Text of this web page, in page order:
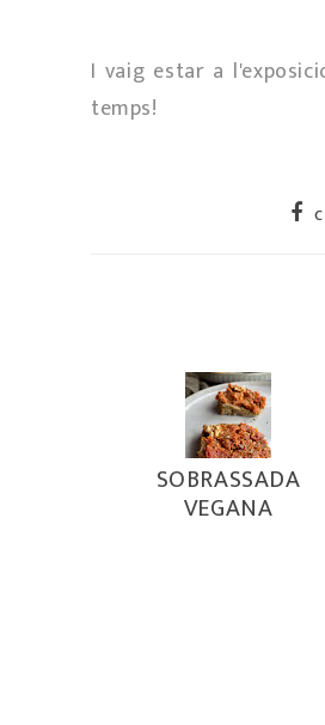
I vaig estar a
temps!
SOBRASSADA
VEGANA